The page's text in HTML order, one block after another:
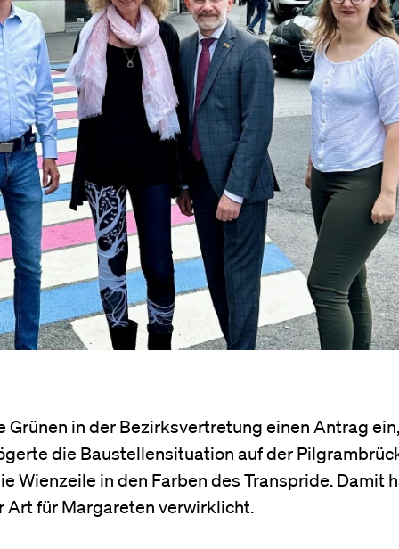
Grünen in der Bezirksvertretung einen Antrag
die Baustellensituation auf der
Wienzeile in den Farben des Transpride. Damit
Art für Margareten verwirklicht.